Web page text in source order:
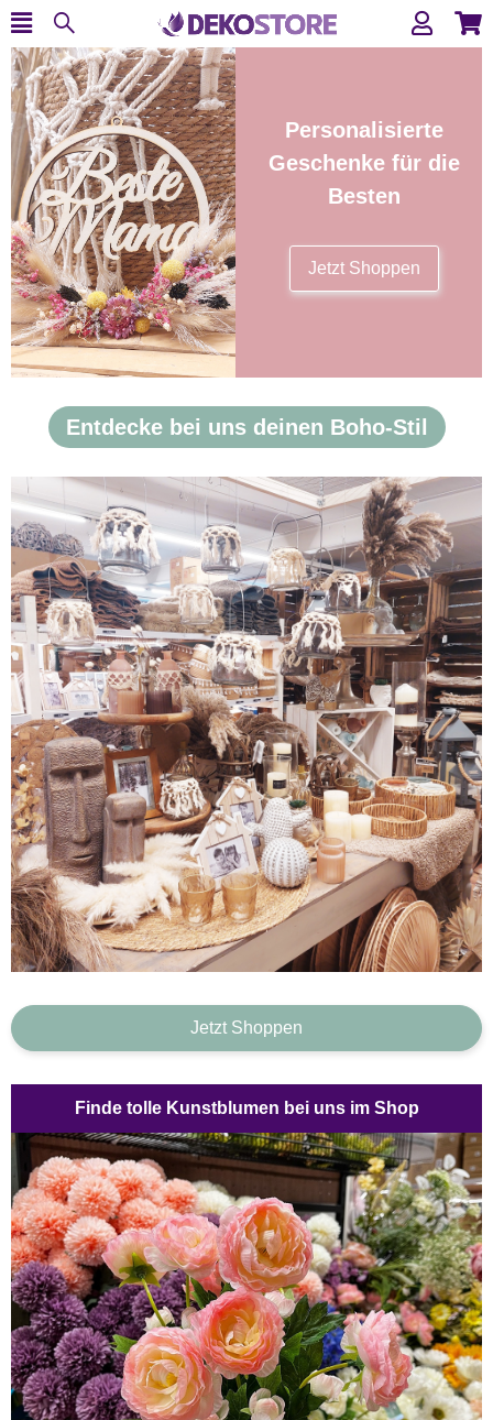
Personalisierte
Geschenke für die
Besten
Jetzt Shoppen
Entdecke bei uns deinen Boho-Stil
Jetzt Shoppen
Finde tolle Kunstblumen bei uns im Shop